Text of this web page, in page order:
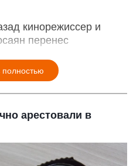
кинорежиссер и
перенес
полностью
арестовали в